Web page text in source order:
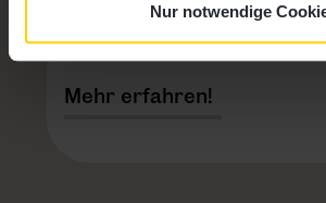
Nur notwendige
Mehr erfahren!